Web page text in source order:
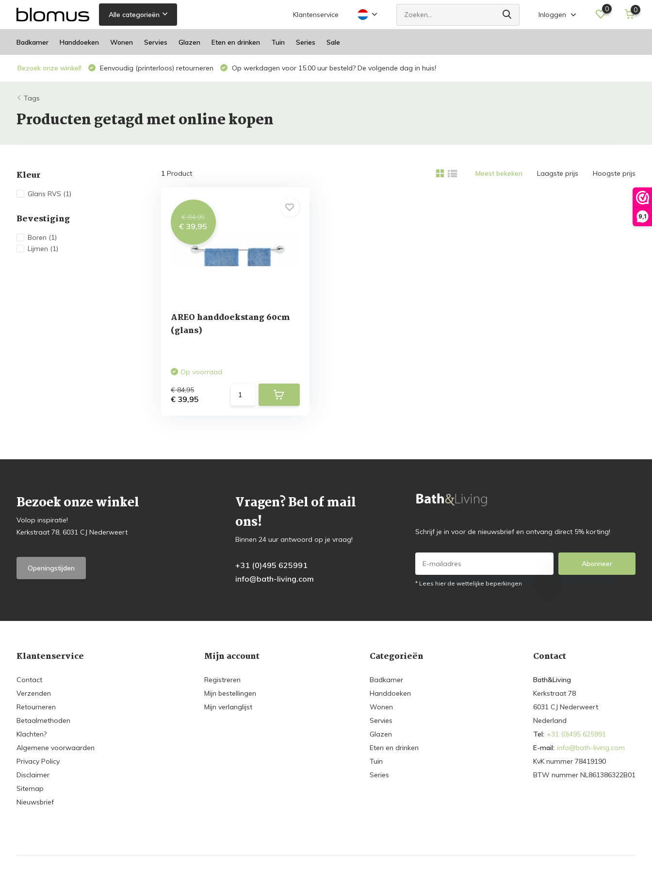
9,1
Alle categorieën Klantenservice Inloggen
0 0
Badkamer Handdoeken Wonen Servies Glazen Eten en drinken Tuin Series Sale
Bezoek onze winkel! Eenvoudig (printerloos) retourneren Op werkdagen voor 15.00 uur besteld? De volgende dag in huis!
Tags
Producten getagd met online kopen
Kleur
Glans RVS (1)
Bevestiging
Boren (1)
Lijmen (1)
1Product Meest bekeken Laagste prijs Hoogste prijs
€ 84,95
€ 39,95
AREO handdoekstang 60cm
(glans)
Op voorraad
€ 84,95
€ 39,95
Bezoek onze winkel
Volop inspiratie!
Kerkstraat 78, 6031 CJ Nederweert
Openingstijden
Vragen? Bel of mail
ons!
Binnen 24 uur antwoord op je vraag!
+31 (0)495 625991
info@bath-living.com
Schrijf je in voor de nieuwsbrief en ontvang direct 5% korting!
Abonneer
* Lees hier de wettelijke beperkingen
Klantenservice
Contact
Verzenden
Retourneren
Betaalmethoden
Klachten?
Algemene voorwaarden
Privacy Policy
Disclaimer
Sitemap
Nieuwsbrief
Mijn account
Registreren
Mijn bestellingen
Mijn verlanglijst
Categorieën
Badkamer
Handdoeken
Wonen
Servies
Glazen
Eten en drinken
Tuin
Series
Contact
Bath&Living
Kerkstraat 78
6031 CJ Nederweert
Nederland
Tel: +31 (0)495 625991
E-mail: info@bath-living.com
KvK nummer 78419190
BTW nummer NL861386322B01